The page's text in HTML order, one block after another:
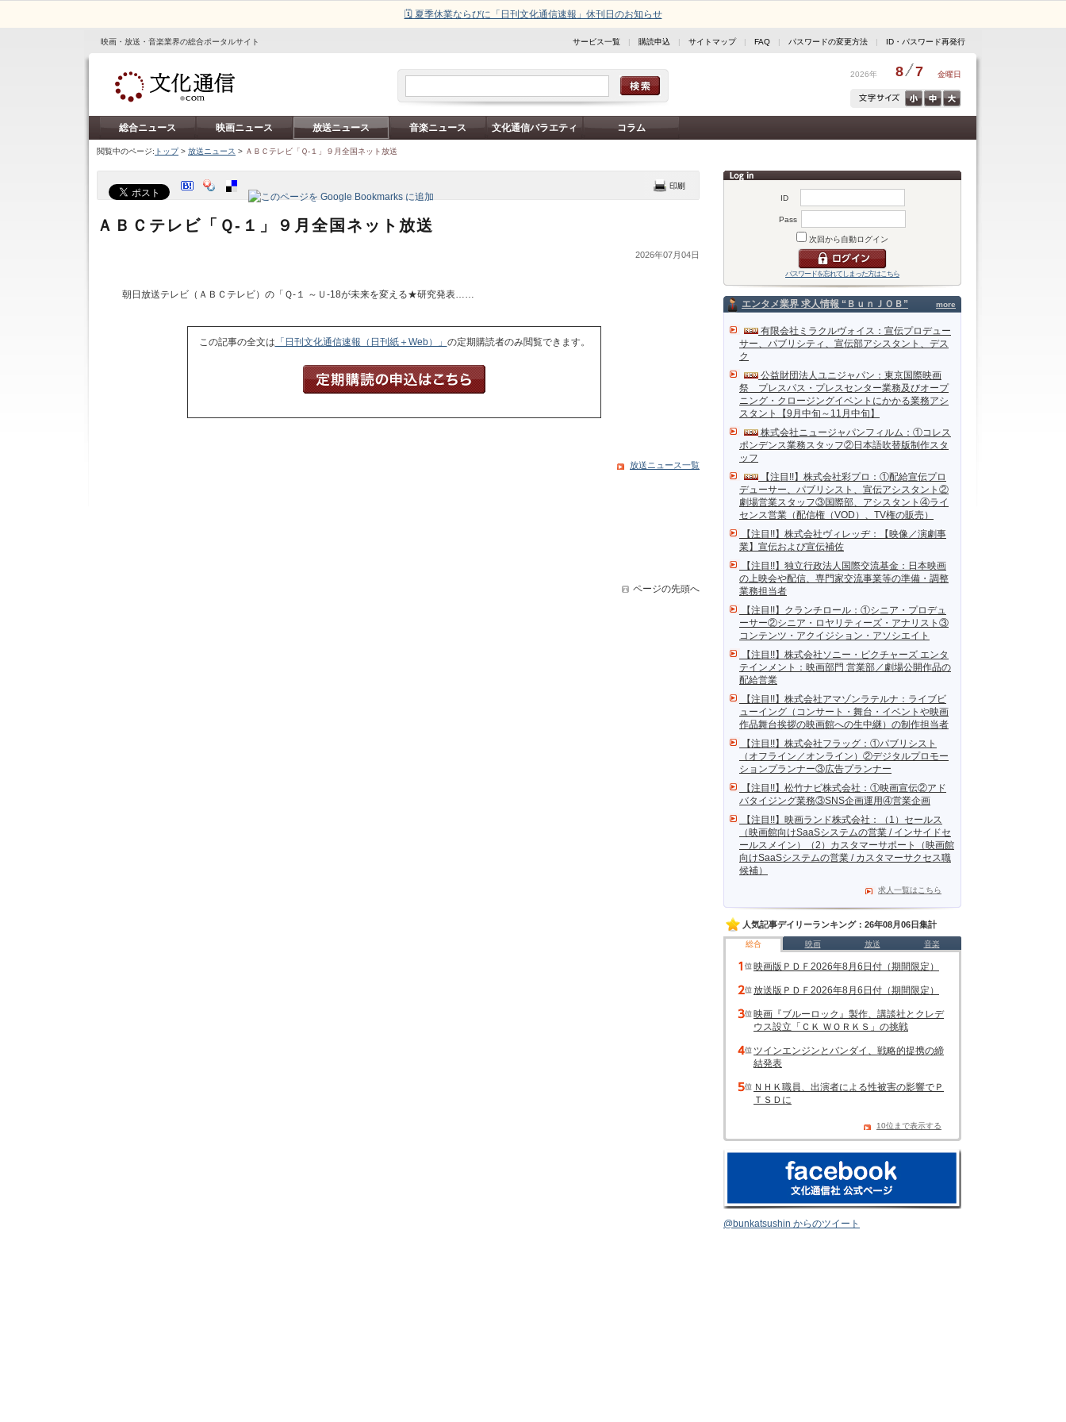
🗓️ 夏季休業ならびに「日刊文化通信速報」休刊日のお知らせ
映画・放送・音楽業界の総合ポータルサイト サービス一覧 | 購読申込 | サイトマップ| FAQ | パスワードの変更方法 | ID・パスワード再発行
2026年 8 7 金曜日
総合ニュース 映画ニュース 放送ニュース 音楽ニュース 文化通信バラエティ コラム
閲覧中のページ: トップ> 放送ニュース > ＡＢＣテレビ「Ｑ‐１」９月全国ネット放送
ID
Pass
次回から自動ログイン
パスワードを忘れてしまった方はこちら
more
エンタメ業界 求人情報 “ＢｕｎＪＯＢ”
有限会社ミラクルヴォイス：宣伝プロデュー
サー、パブリシティ、宣伝部アシスタント、デス
ク
公益財団法人ユニジャパン：東京国際映画
祭 プレスパス・プレスセンター業務及びオープ
ニング・クロージングイベントにかかる業務アシ
スタント【9月中旬～11月中旬】
株式会社ニュージャパンフィルム：①コレス
ポンデンス業務スタッフ②日本語吹替版制作スタ
ッフ
【注目!!】株式会社彩プロ：①配給宣伝プロ
デューサー、パブリシスト、宣伝アシスタント②
劇場営業スタッフ③国際部、アシスタント④ライ
センス営業（配信権（VOD）、TV権の販売）
【注目!!】株式会社ヴィレッヂ：【映像／演劇事
業】宣伝および宣伝補佐
【注目!!】独立行政法人国際交流基金：日本映画
の上映会や配信、専門家交流事業等の準備・調整
業務担当者
【注目!!】クランチロール：①シニア・プロデュ
ーサー②シニア・ロヤリティーズ・アナリスト③
コンテンツ・アクイジション・アソシエイト
【注目!!】株式会社ソニー・ピクチャーズ エンタ
テインメント：映画部門 営業部／劇場公開作品の
配給営業
【注目!!】株式会社アマゾンラテルナ：ライブビ
ューイング（コンサート・舞台・イベントや映画
作品舞台挨拶の映画館への生中継）の制作担当者
【注目!!】株式会社フラッグ：①パブリシスト
（オフライン／オンライン）②デジタルプロモー
ションプランナー③広告プランナー
【注目!!】松竹ナビ株式会社：①映画宣伝②アド
バタイジング業務③SNS企画運用④営業企画
【注目!!】映画ランド株式会社：（1）セールス
（映画館向けSaaSシステムの営業 / インサイドセ
ールスメイン）（2）カスタマーサポート（映画館
向けSaaSシステムの営業 / カスタマーサクセス職
候補）
求人一覧はこちら
人気記事デイリーランキング：26年08月06日集計
総合 映画 放送 音楽
映画版ＰＤＦ2026年8月6日付（期間限定）
放送版ＰＤＦ2026年8月6日付（期間限定）
映画『ブルーロック』製作、講談社とクレデ
ウス設立「ＣＫ ＷＯＲＫＳ」の挑戦
ツインエンジンとバンダイ、戦略的提携の締
結発表
ＮＨＫ職員、出演者による性被害の影響でＰ
ＴＳＤに
10位まで表示する
@bunkatsushin からのツイート
ＡＢＣテレビ「Ｑ‐１」９月全国ネット放送
2026年07月04日
朝日放送テレビ（ＡＢＣテレビ）の「Ｑ-１ ～Ｕ‐18が未来を変える★研究発表……
この記事の全文は 「日刊文化通信速報（日刊紙＋Web）」 の定期購読者のみ閲覧できます。
放送ニュース一覧
ページの先頭へ